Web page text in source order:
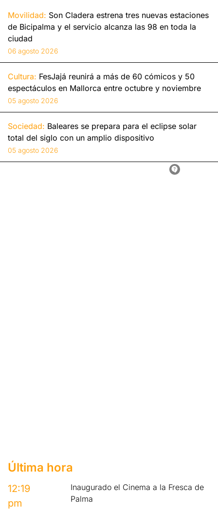
Movilidad: Son Cladera estrena tres nuevas estaciones
de Bicipalma y el servicio alcanza las 98 en toda la
ciudad
06 agosto 2026
Cultura: FesJajá reunirá a más de 60 cómicos y 50
espectáculos en Mallorca entre octubre y noviembre
05 agosto 2026
Sociedad: Baleares se prepara para el eclipse solar
total del siglo con un amplio dispositivo
05 agosto 2026
Última hora
12:19
pm
Inaugurado el Cinema a la Fresca de
Palma